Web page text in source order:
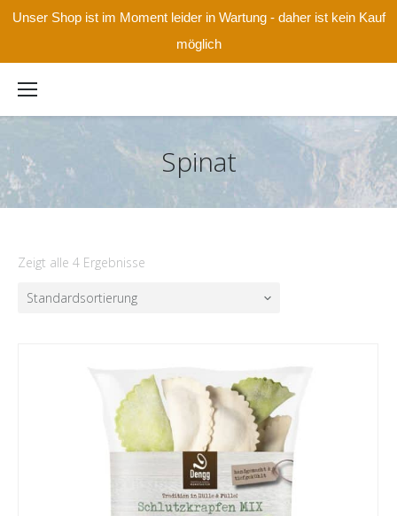
Unser Shop ist im Moment leider in Wartung - daher ist kein Kauf
möglich
Spinat
Zeigt alle 4 Ergebnisse
Standardsortierung